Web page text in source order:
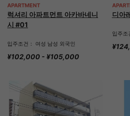
APARTMENT
럭셔리 아파트먼트 아카바네니
시 #01
입주조건： 여성 남성 외국인
¥102,000 - ¥105,000
디아
입주조